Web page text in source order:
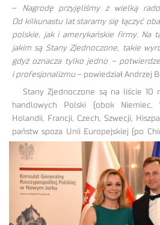
– Nagrodę przyjęliśmy z wielką
Od kilkunastu lat staramy się łączyć
polskie, jak i amerykańskie firmy. Na
jakim są Stany Zjednoczone, takie
gdyż oznacza tylko jedno –
i profesjonalizmu– powiedział Andrzej
Stany Zjednoczone są na liście 10
handlowych Polski (obok Niemiec,
Holandii, Francji, Czech, Szwecji,
państw spoza Unii Europejskiej (po